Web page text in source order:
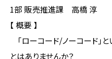
1部 販売推進課 高橋 淳
【 概要 】
「ローコード/ノーコード」
とはありませんか？